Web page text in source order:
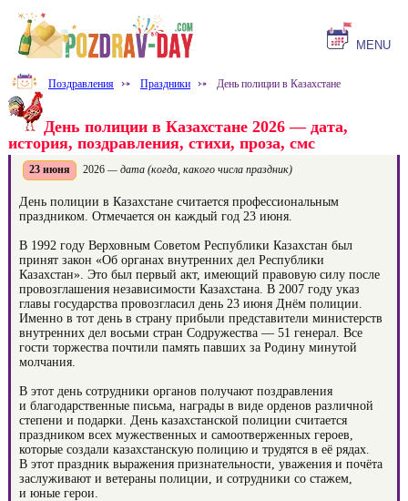
MENU
Поздравления ⤐ Праздники ⤐ День полиции в Казахстане
День полиции в Казахстане 2026 — дата,
история, поздравления, стихи, проза, смс
23 июня 2026 — дата (когда, какого числа праздник)
День полиции в Казахстане считается профессиональным
праздником. Отмечается он каждый год 23 июня.
В 1992 году Верховным Советом Республики Казахстан был
принят закон «Об органах внутренних дел Республики
Казахстан». Это был первый акт, имеющий правовую силу после
провозглашения независимости Казахстана. В 2007 году указ
главы государства провозгласил день 23 июня Днём полиции.
Именно в тот день в страну прибыли представители министерств
внутренних дел восьми стран Содружества — 51 генерал. Все
гости торжества почтили память павших за Родину минутой
молчания.
В этот день сотрудники органов получают поздравления
и благодарственные письма, награды в виде орденов различной
степени и подарки. День казахстанской полиции считается
праздником всех мужественных и самоотверженных героев,
которые создали казахстанскую полицию и трудятся в её рядах.
В этот праздник выражения признательности, уважения и почёта
заслуживают и ветераны полиции, и сотрудники со стажем,
и юные герои.